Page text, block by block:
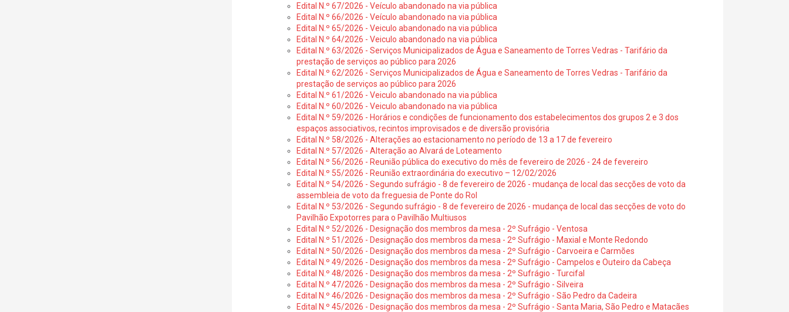
Edital N.º 67/2026 - Veículo abandonado na via pública
Edital N.º 66/2026 - Veículo abandonado na via pública
Edital N.º 65/2026 - Veiculo abandonado na via pública
Edital N.º 64/2026 - Veiculo abandonado na via pública
Edital N.º 63/2026 - Serviços Municipalizados de Água e Saneamento de Torres Vedras - Tarifário da
prestação de serviços ao público para 2026
Edital N.º 62/2026 - Serviços Municipalizados de Água e Saneamento de Torres Vedras - Tarifário da
prestação de serviços ao público para 2026
Edital N.º 61/2026 - Veiculo abandonado na via pública
Edital N.º 60/2026 - Veiculo abandonado na via pública
Edital N.º 59/2026 - Horários e condições de funcionamento dos estabelecimentos dos grupos 2 e 3 dos
espaços associativos, recintos improvisados e de diversão provisória
Edital N.º 58/2026 - Alterações ao estacionamento no período de 13 a 17 de fevereiro
Edital N.º 57/2026 - Alteração ao Alvará de Loteamento
Edital N.º 56/2026 - Reunião pública do executivo do mês de fevereiro de 2026 - 24 de fevereiro
Edital N.º 55/2026 - Reunião extraordinária do executivo – 12/02/2026
Edital N.º 54/2026 - Segundo sufrágio - 8 de fevereiro de 2026 - mudança de local das secções de voto da
assembleia de voto da freguesia de Ponte do Rol
Edital N.º 53/2026 - Segundo sufrágio - 8 de fevereiro de 2026 - mudança de local das secções de voto do
Pavilhão Expotorres para o Pavilhão Multiusos
Edital N.º 52/2026 - Designação dos membros da mesa - 2º Sufrágio - Ventosa
Edital N.º 51/2026 - Designação dos membros da mesa - 2º Sufrágio - Maxial e Monte Redondo
Edital N.º 50/2026 - Designação dos membros da mesa - 2º Sufrágio - Carvoeira e Carmões
Edital N.º 49/2026 - Designação dos membros da mesa - 2º Sufrágio - Campelos e Outeiro da Cabeça
Edital N.º 48/2026 - Designação dos membros da mesa - 2º Sufrágio - Turcifal
Edital N.º 47/2026 - Designação dos membros da mesa - 2º Sufrágio - Silveira
Edital N.º 46/2026 - Designação dos membros da mesa - 2º Sufrágio - São Pedro da Cadeira
Edital N.º 45/2026 - Designação dos membros da mesa - 2º Sufrágio - Santa Maria, São Pedro e Matacães